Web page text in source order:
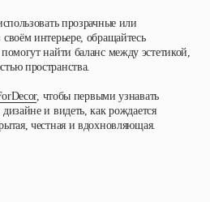
прозрачные или
интерьере, обращайтесь
найти баланс между эстетикой,
пространства.
, чтобы первыми узнавать
и видеть, как рождается
честная и вдохновляющая.